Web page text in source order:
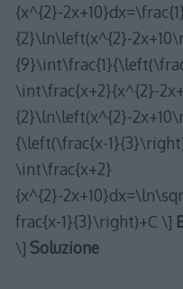
{x^{2}-
{2}\ln\left(x^{2}-
\int\frac{x+2}{x^{2}-
{2}\ln\left(x^{2}-
{\left(\frac{x-
\int\frac{x+2}
{x^{2}-
frac{x-1}{3}\right)+C \]
\] Soluzione